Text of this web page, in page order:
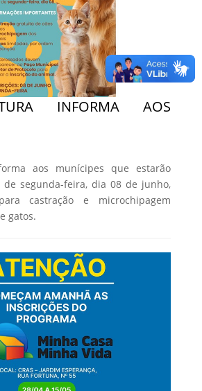
INFORMA AOS
aos munícipes que estarão
segunda-feira, dia 08 de junho,
castração e microchipagem
gatos.